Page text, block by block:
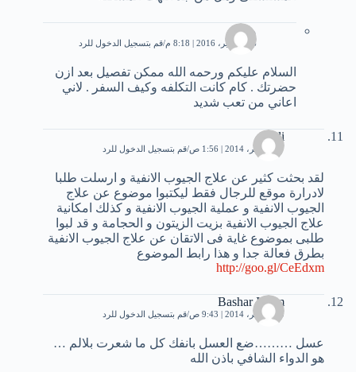
محمد
26 سبتمبر، 2016 | 8:18 م قم بتسجيل الدخول للرد
السلام عليكم ورحمه الله ممكن تفصيل بعد ازن
حضرتك . كام كانت التكلفه وكيف السفر . لاني
اعاني من تعب شديد
Ali
17 نوفمبر، 2014 | 1:56 ص قم بتسجيل الدخول للرد
لقد بحثت كثير عن علاج الجيوب الانفية و ارسلت طلبا
لادرارة موقع للرجال فقط ليكتبوا موضوع عن علاج
الجيوب الانفية و عملية الجيوب الانفية و كذلك امكانية
علاج الجيوب الانفية بزيت الزيتون و الحجامة و قد لبوا
طلبى بموضوع غاية فى الاتقان عن علاج الجيوب الانفية
بطرق فعالة جدا و هذا رابط الموضوع
http://goo.gl/CeEdxm
Bashar Imam
30 نوفمبر، 2014 | 9:43 ص قم بتسجيل الدخول للرد
عسل ………ضع العسل بانفك كل ما شعرت بلالم …
هو الدواء الشافي باذن الله